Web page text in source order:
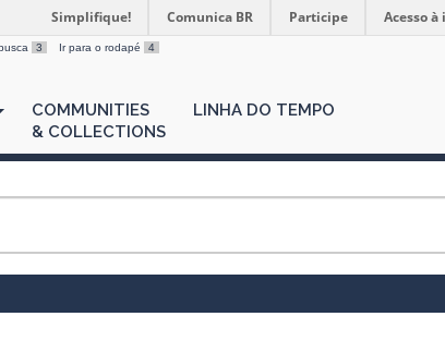
Simplifique! Comunica BR Participe Acesso
3 Ir para o rodapé 4
COMMUNITIES
& COLLECTIONS
LINHA DO TEMPO